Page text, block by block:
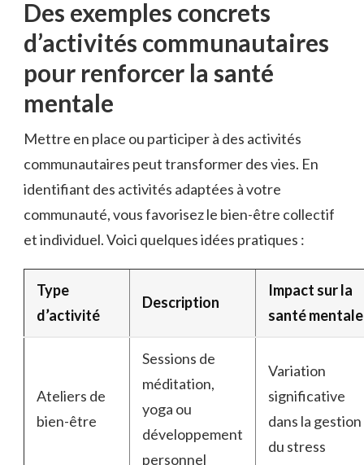
Des exemples concrets
d’activités communautaires
pour renforcer la santé
mentale
Mettre en place ou participer à des activités
communautaires peut transformer des vies. En
identifiant des activités adaptées à votre
communauté, vous favorisez le bien-être collectif
et individuel. Voici quelques idées pratiques :
Type
d’activité
Description
Impact sur la
santé mentale
Ateliers de
bien-être
Sessions de
méditation,
yoga ou
développement
personnel
Variation
significative
dans la gestion
du stress